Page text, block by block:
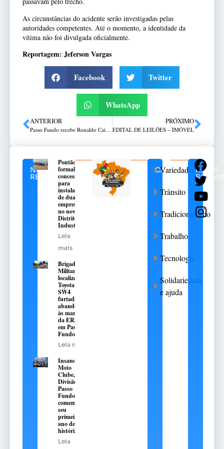
As circunstâncias do acidente serão investigadas pelas
autoridades competentes. Até o momento, a identidade da
vítima não foi divulgada oficialmente.
Reportagem: Jeferson Vargas
Facebook Twitter
WhatsApp
ANTERIOR
Passo Fundo recebe Ronaldo Caiado para segunda edição do evento Brasil do Futuro, promovido pela Atitus
PRÓXIMO
EDITAL DE LEILÕES – IMÓVEL
NOTÍCIAS
RELACIONADAS
Pontão
formaliza
concessões
para
instalação
de duas
empresas
no novo
Distrito
Industrial
Leia
mais
Brigada
Militar
localiza
Toyota Hilux
SW4
furtada e
abandonada
às margens
da ERS-324,
em Passo
Fundo
Leia mais
Insanos
Moto
Clube,
Divisão
Passo
Fundo,
comemora
seu
primeiro
ano de
história
Leia
CATEGORIAS
Variedades
Trânsito
Tradicionalismo
Trabalho
Tecnologia
Solidariedade
e ajuda
REDES